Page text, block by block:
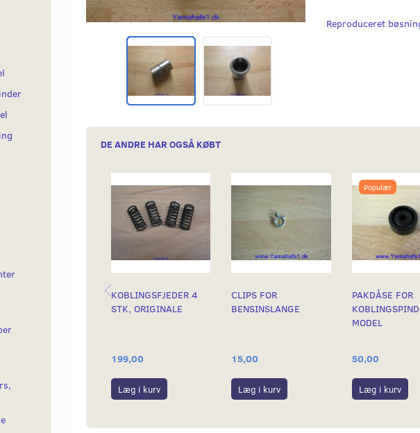
Reproduceret
DE ANDRE HAR OGSÅ KØBT
KOBLINGSFJEDER 4
STK, ORIGINALE
199,00
Læg i kurv
CLIPS FOR
BENSINSLANGE
15,00
Læg i kurv
Populær
PAKDÅSE FOR
MODEL
50,00
Læg i kurv